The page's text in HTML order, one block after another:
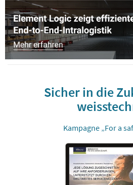
Sicher in die
Kampagne „For a